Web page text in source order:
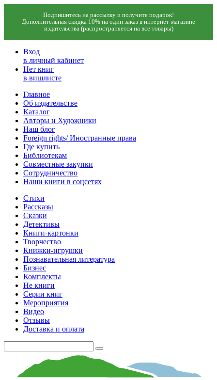
Подпишитесь на рассылку и получите подарок!
Дополнительная скидка 10% на один заказ в интернет-магазине
издательства (распространяется на все товары)
Вход
в личный кабинет
Нет книг
в вишлисте
Главное
Об издательстве
Каталог
Авторы и Художники
Наш блог
Foreign rights/ Иностранные права
Где купить
Библиотекам
Совместные закупки
Сотрудничество
Наши книги в соцсетях
Стихи
Рассказы
Сказки
Детективы
Книги-картонки
Творчество
Книжки-игрушки
Познавательная литература
Бизнес
Комплекты
Не книги
Серии книг
Мероприятия
Видео
Отзывы
Доставка и оплата